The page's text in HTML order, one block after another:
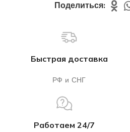
Поделиться:
Быстрая доставка
РФ и СНГ
Работаем 24/7